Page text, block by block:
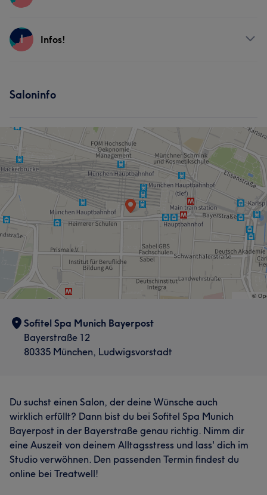
Services
I Infos!
Saloninfo
Sofitel Spa Munich Bayerpost
Bayerstraße 12
80335 München, Ludwigsvorstadt
Du suchst einen Salon, der deine Wünsche auch
wirklich erfüllt? Dann bist du bei Sofitel Spa Munich
Bayerpost in der Bayerstraße genau richtig. Nimm dir
eine Auszeit von deinem Alltagsstress und lass' dich im
Studio verwöhnen. Den passenden Termin findest du
online bei Treatwell!